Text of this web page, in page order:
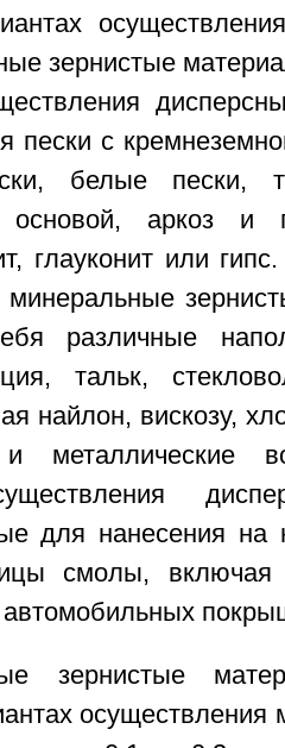
зернистые
пески с
белые пески,
основой, аркоз и
глауконит или
минеральные
различные
тальк,
найлон, вискозу,
металлические
для нанесения на
смолы, включая
зернистые
осуществления